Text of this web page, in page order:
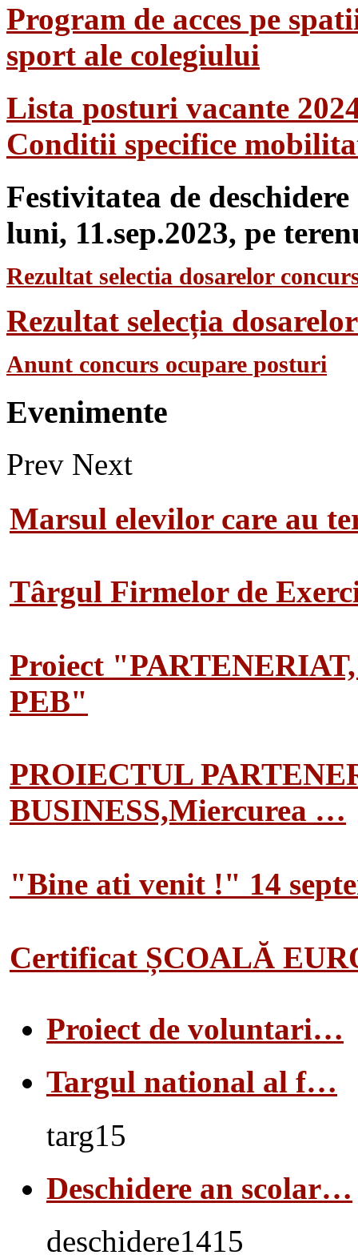
Program de acces pe
sport ale colegiului
Lista posturi vacante
Conditii specifice
Festivitatea de
luni, 11.sep.2023, pe
Rezultat selectia dosarelor
Rezultat selecția
Anunt concurs ocupare posturi
Evenimente
Prev Next
Marsul elevilor care au
Târgul Firmelor de
Proiect
PEB"
PROIECTUL
BUSINESS,Miercurea …
"Bine ati venit !" 14
Certificat ȘCOALĂ
Proiect de voluntari…
Targul national al f…
targ15
Deschidere an scolar…
deschidere1415